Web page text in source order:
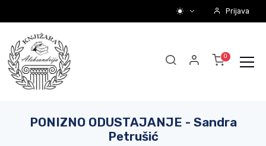
Prijava
PONIZNO ODUSTAJANJE - Sandra
Petrušić